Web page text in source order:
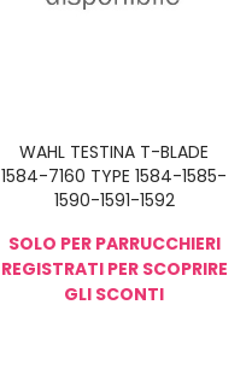
WAHL TESTINA T-BLADE
1584-7160 TYPE 1584-1585-
1590-1591-1592
SOLO PER PARRUCCHIERI
REGISTRATI PER SCOPRIRE
GLI SCONTI